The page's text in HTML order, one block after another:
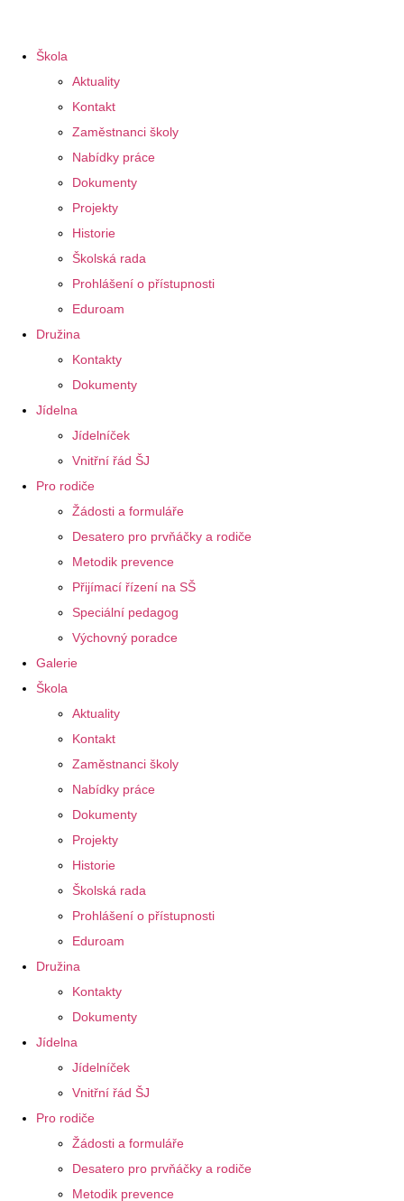
Škola
Aktuality
Kontakt
Zaměstnanci školy
Nabídky práce
Dokumenty
Projekty
Historie
Školská rada
Prohlášení o přístupnosti
Eduroam
Družina
Kontakty
Dokumenty
Jídelna
Jídelníček
Vnitřní řád ŠJ
Pro rodiče
Žádosti a formuláře
Desatero pro prvňáčky a rodiče
Metodik prevence
Přijímací řízení na SŠ
Speciální pedagog
Výchovný poradce
Galerie
Škola
Aktuality
Kontakt
Zaměstnanci školy
Nabídky práce
Dokumenty
Projekty
Historie
Školská rada
Prohlášení o přístupnosti
Eduroam
Družina
Kontakty
Dokumenty
Jídelna
Jídelníček
Vnitřní řád ŠJ
Pro rodiče
Žádosti a formuláře
Desatero pro prvňáčky a rodiče
Metodik prevence